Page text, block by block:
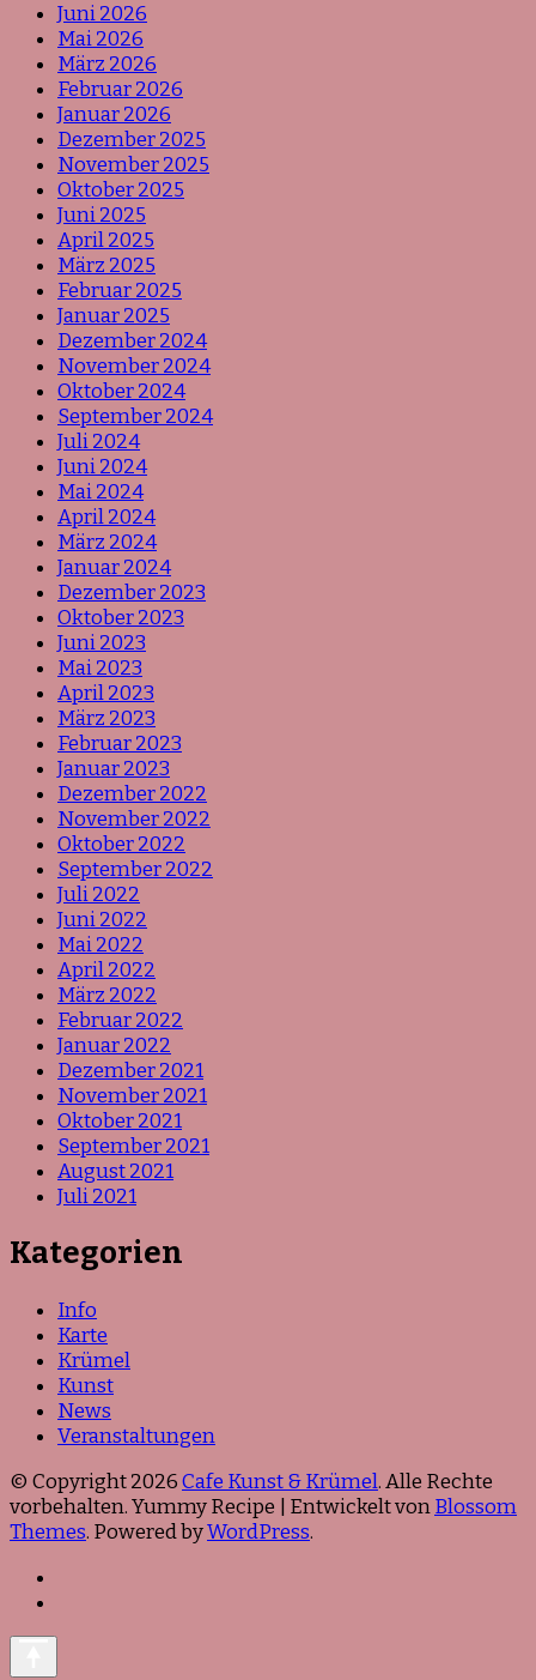
Juni 2026
Mai 2026
März 2026
Februar 2026
Januar 2026
Dezember 2025
November 2025
Oktober 2025
Juni 2025
April 2025
März 2025
Februar 2025
Januar 2025
Dezember 2024
November 2024
Oktober 2024
September 2024
Juli 2024
Juni 2024
Mai 2024
April 2024
März 2024
Januar 2024
Dezember 2023
Oktober 2023
Juni 2023
Mai 2023
April 2023
März 2023
Februar 2023
Januar 2023
Dezember 2022
November 2022
Oktober 2022
September 2022
Juli 2022
Juni 2022
Mai 2022
April 2022
März 2022
Februar 2022
Januar 2022
Dezember 2021
November 2021
Oktober 2021
September 2021
August 2021
Juli 2021
Kategorien
Info
Karte
Krümel
Kunst
News
Veranstaltungen
© Copyright 2026Cafe Kunst & Krümel. Alle Rechte
vorbehalten. Yummy Recipe | Entwickelt vonBlossom
Themes. Powered byWordPress.